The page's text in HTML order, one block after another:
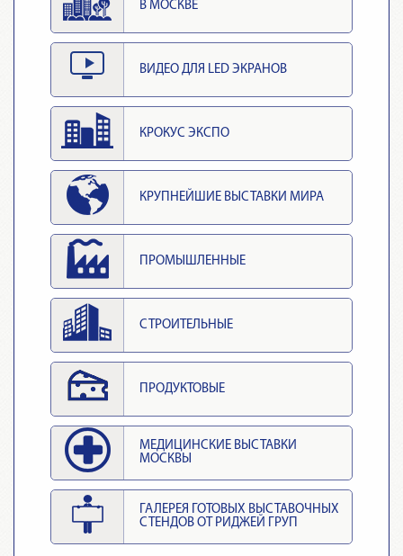
В МОСКВЕ
ВИДЕО ДЛЯ LED ЭКРАНОВ
КРОКУС ЭКСПО
КРУПНЕЙШИЕ ВЫСТАВКИ МИРА
ПРОМЫШЛЕННЫЕ
СТРОИТЕЛЬНЫЕ
ПРОДУКТОВЫЕ
МЕДИЦИНСКИЕ ВЫСТАВКИ
МОСКВЫ
ГАЛЕРЕЯ ГОТОВЫХ ВЫСТАВОЧНЫХ
СТЕНДОВ ОТ РИДЖЕЙ ГРУП